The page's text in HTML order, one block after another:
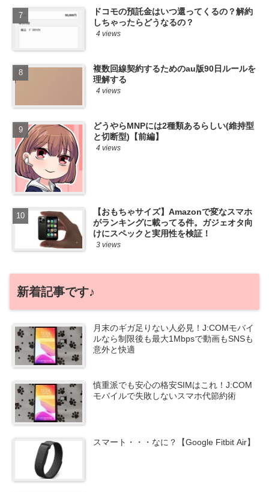
ドコモの預託金はいつ還ってくるの？解約
しちゃったらどうなるの？
4 views
複数回線契約するためのau版90日ルールを
理解する
4 views
どうやらMNPには2種類あるらしい(維持型
と切断型)【前編】
4 views
【おもちゃサイズ】Amazonで変なスマホ
がランキングに載ってる件。ガジェオタ向
けにスペックと実用性を検証！
3 views
新着記事です♪
月末のギガ足りない人必見！J:COMモバイ
ルなら制限後も最大1Mbpsで動画もSNSも
意外と快適
慎重派でも安心の格安SIMはこれ！J:COM
モバイルで失敗しないスマホ代節約術
スマート・・・なに？【Google Fitbit Air】